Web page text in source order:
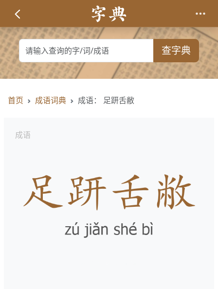
查字典
首页 成语词典 成语： 足趼舌敝
成语